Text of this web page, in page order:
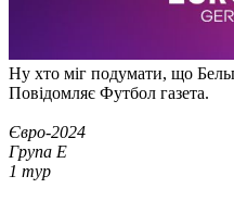
Ну хто міг подумати, що
Повідомляє Футбол газета.
Євро-2024
Група Е
1 тур